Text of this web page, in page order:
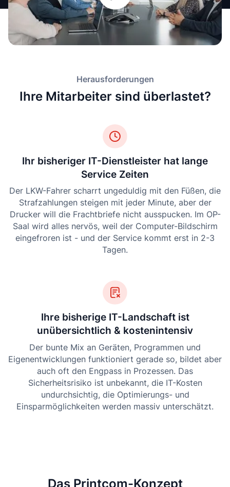
Herausforderungen
Ihre Mitarbeiter sind überlastet?
Ihr bisheriger IT-Dienstleister hat lange
Service Zeiten
Der LKW-Fahrer scharrt ungeduldig mit den Füßen, die
Strafzahlungen steigen mit jeder Minute, aber der
Drucker will die Frachtbriefe nicht ausspucken. Im OP-
Saal wird alles nervös, weil der Computer-Bildschirm
eingefroren ist - und der Service kommt erst in 2-3
Tagen.
Ihre bisherige IT-Landschaft ist
unübersichtlich & kostenintensiv
Der bunte Mix an Geräten, Programmen und
Eigenentwicklungen funktioniert gerade so, bildet aber
auch oft den Engpass in Prozessen. Das
Sicherheitsrisiko ist unbekannt, die IT-Kosten
undurchsichtig, die Optimierungs- und
Einsparmöglichkeiten werden massiv unterschätzt.
Das Printcom-Konzept